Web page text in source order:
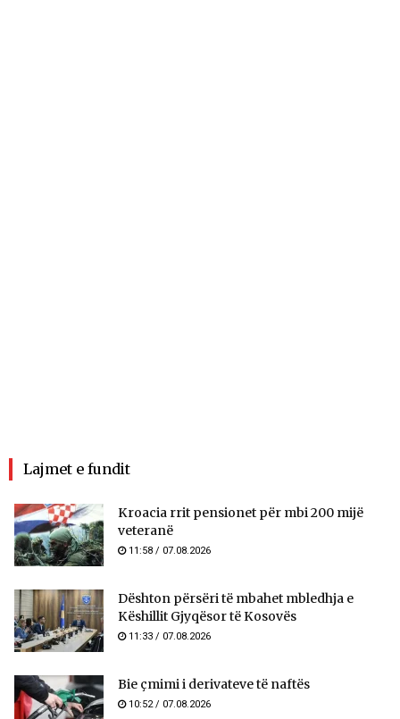
Lajmet e fundit
Kroacia rrit pensionet për mbi 200 mijë
veteranë
11:58 / 07.08.2026
​Dështon përsëri të mbahet mbledhja e
Këshillit Gjyqësor të Kosovës
11:33 / 07.08.2026
Bie çmimi i derivateve të naftës
10:52 / 07.08.2026